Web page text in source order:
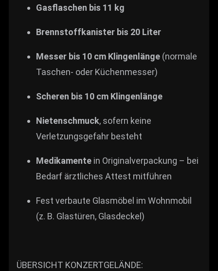
Gasflaschen bis 11 kg
Brennstoffkanister bis 20 Liter
Messer bis 10 cm Klingenlänge (normale
Taschen- oder Küchenmesser)
Scheren bis 10 cm Klingenlänge
Nietenschmuck, sofern keine
Verletzungsgefahr besteht
Medikamente in Originalverpackung – bei
Bedarf ärztliches Attest mitführen
Fest verbaute Glasmöbel im Wohnmobil
(z. B. Glastüren, Glasdeckel)
ÜBERSICHT KONZERTGELÄNDE: